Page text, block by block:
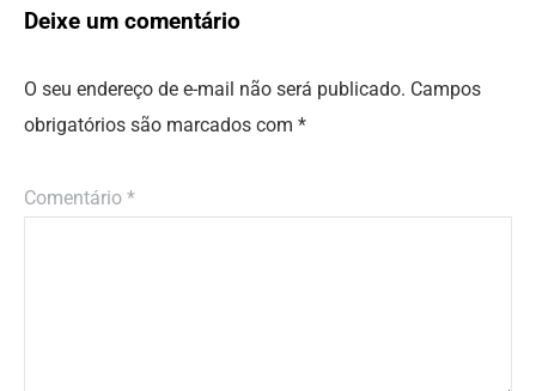
Deixe um comentário
O seu endereço de e-mail não será publicado. Campos
obrigatórios são marcados com *
Comentário *